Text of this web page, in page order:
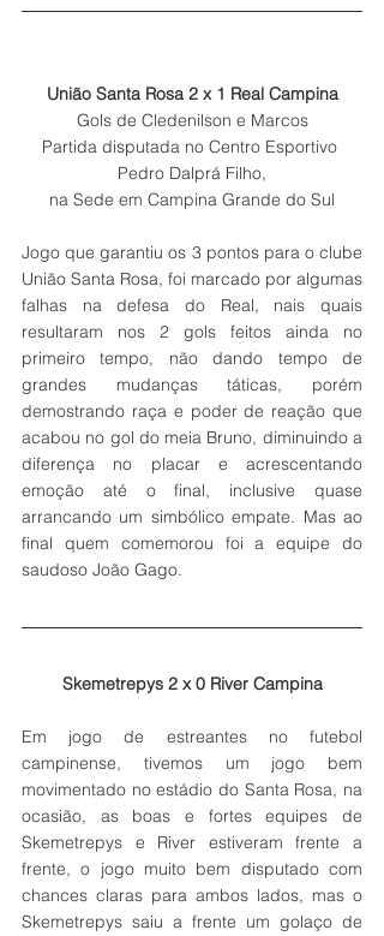
União Santa Rosa 2 x 1 Real Campina
Gols de Cledenilson e Marcos
Partida disputada no Centro Esportivo
Pedro Dalprá Filho,
na Sede em Campina Grande do Sul
Jogo que garantiu os 3 pontos para o clube
União Santa Rosa, foi marcado por algumas
falhas na defesa do Real, nais quais
resultaram nos 2 gols feitos ainda no
primeiro tempo, não dando tempo de
grandes mudanças táticas, porém
demostrando raça e poder de reação que
acabou no gol do meia Bruno, diminuindo a
diferença no placar e acrescentando
emoção até o final, inclusive quase
arrancando um simbólico empate. Mas ao
final quem comemorou foi a equipe do
saudoso João Gago.
Skemetrepys 2 x 0 River Campina
Em jogo de estreantes no futebol
campinense, tivemos um jogo bem
movimentado no estádio do Santa Rosa, na
ocasião, as boas e fortes equipes de
Skemetrepys e River estiveram frente a
frente, o jogo muito bem disputado com
chances claras para ambos lados, mas o
Skemetrepys saiu a frente um golaço de